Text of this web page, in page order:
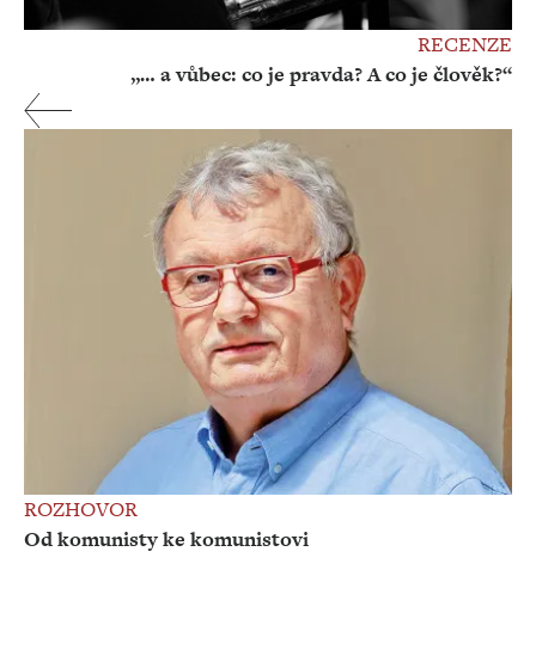
RECENZE
„… a vůbec: co je pravda? A co je člověk?“
ROZHOVOR
Od komunisty ke komunistovi